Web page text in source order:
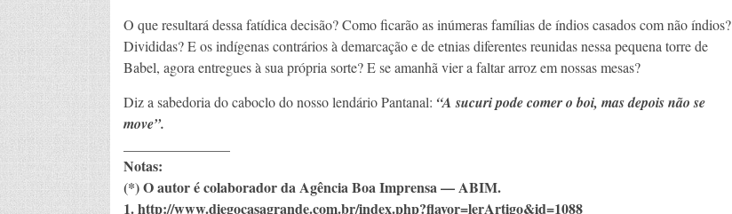
O que resultará dessa fatídica decisão? Como ficarão as inúmeras famílias de índios casados com não índios?
Divididas? E os indígenas contrários à demarcação e de etnias diferentes reunidas nessa pequena torre de
Babel, agora entregues à sua própria sorte? E se amanhã vier a faltar arroz em nossas mesas?
Diz a sabedoria do caboclo do nosso lendário Pantanal: “A sucuri pode comer o boi, mas depois não se
move”.
Notas:
(*) O autor é colaborador da Agência Boa Imprensa — ABIM.
1. http://www.diegocasagrande.com.br/index.php?flavor=lerArtigo&id=1088